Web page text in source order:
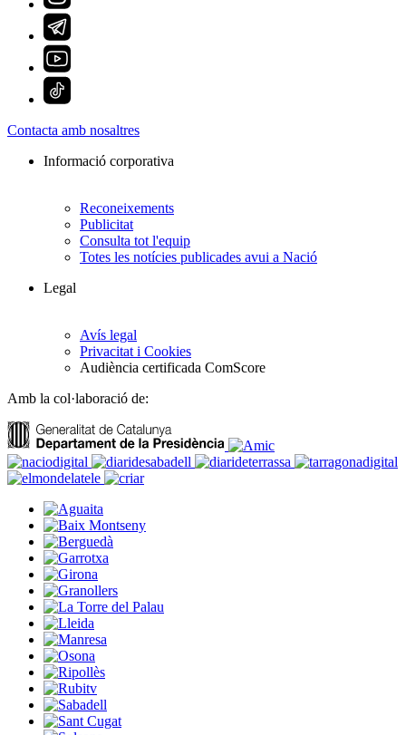
Contacta amb nosaltres
Informació corporativa
Reconeixements
Publicitat
Consulta tot l'equip
Totes les notícies publicades avui a Nació
Legal
Avís legal
Privacitat i Cookies
Audiència certificada ComScore
Amb la col·laboració de: